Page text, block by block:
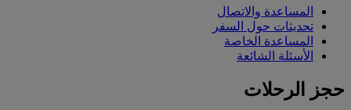
المساعدة والاتصال
تحديثات حول السفر
المساعدة الخاصة
الأسئلة الشائعة
حجز الرحلات